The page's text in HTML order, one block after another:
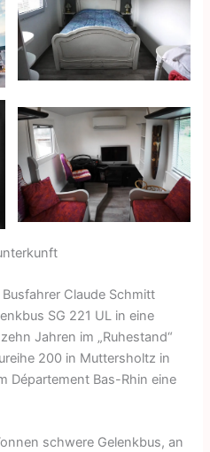
Claude Schmitt
SG 221 UL in eine
Jahren im „Ruhestand“
200 in Muttersholtz in
Département Bas-Rhin eine
schwere Gelenkbus, an